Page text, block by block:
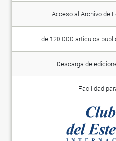
Acceso al Archivo de
+ de 120.000 artículos
Descarga de
Facilidad